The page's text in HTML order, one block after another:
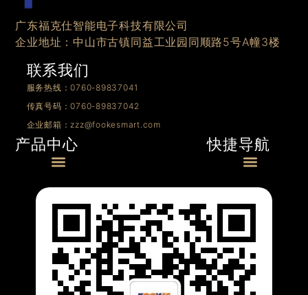
广东福克仕智能电子科技有限公司
企业地址：中山市古镇同益工业园同顺路5号A幢3楼
联系我们
服务热线：0760-89837041
传真号码：0760-89837042
企业邮箱：zzz@fookesmart.com
产品中心
Menu
快捷导航
Menu